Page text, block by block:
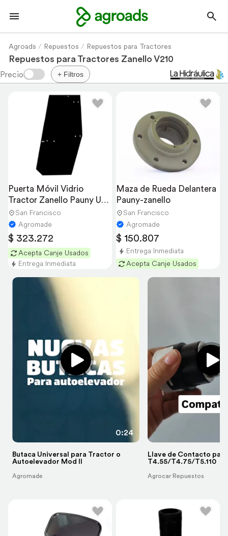
Agroads Repuestos Repuestos para Tractores
Repuestos para Tractores Zanello V210
+ Filtros
Puerta Móvil Vidrio
Tractor Zanello Pauny UP-
100/210/220/230
San Francisco
Agromade
$ 323.272
Acepta Canje Usados
Entrega Inmediata
Maza de Rueda Delantera
Pauny-zanello
San Francisco
Agromade
$ 150.807
Entrega Inmediata
Acepta Canje Usados
0:24
Butaca Universal para Tractor o
Autoelevador Mod II
Agromade
Llave de Contacto
T4.55/T4.75/T5.110
Agrocar Repuestos